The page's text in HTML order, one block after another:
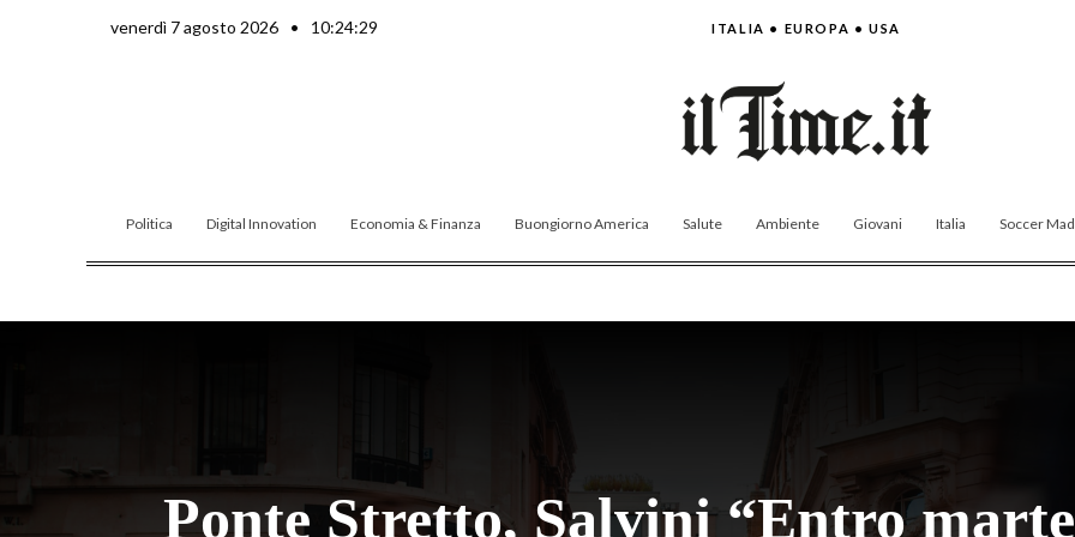
venerdì 7 agosto 2026 • 10:24:30 ITALIA • EUROPA • USA
Politica Digital Innovation Economia & Finanza Buongiorno America Salute Ambiente Giovani Italia Soccer
Ponte Stretto, Salvini “Entro